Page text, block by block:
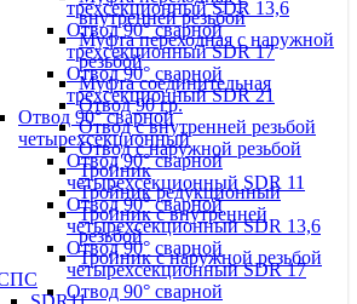
трехсекционный SDR 13,6
Отвод 90° сварной
трехсекционный SDR 17
Отвод 90° сварной
трехсекционный SDR 21
Отвод 90° сварной
четырехсекционный
Отвод 90° сварной
четырехсекционный SDR 11
Отвод 90° сварной
четырехсекционный SDR 13,6
Отвод 90° сварной
четырехсекционный SDR 17
Отвод 90° сварной
внутренней резьбой
Муфта переходная с наружной
резьбой
Муфта соединительная
Отвод 90 гр.
Отвод с внутренней резьбой
Отвод с наружной резьбой
Тройник
Тройник редукционный
Тройник с внутренней
резьбой
Тройник с наружной резьбой